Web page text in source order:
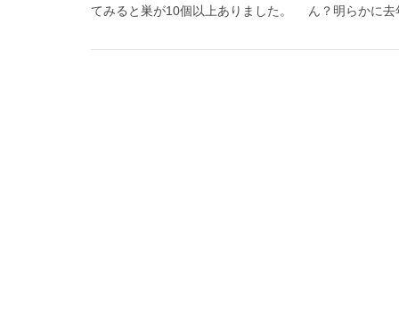
てみると巣が10個以上ありました。 ん？明らかに